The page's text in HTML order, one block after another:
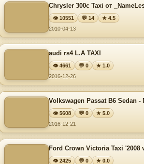
Chrysler 300c Taxi от
👁 10551 💬 14
★ 4.5
2010-04-13
audi rs4 L.A TAXI
👁 4661 💬 0
★ 1.0
2016-12-26
Volkswagen Passat B6 Sedan -
👁 5608 💬 0
★ 5.0
2016-12-21
Ford Crown Victoria Taxi '2008
👁 2425 💬 0
★ 0.0